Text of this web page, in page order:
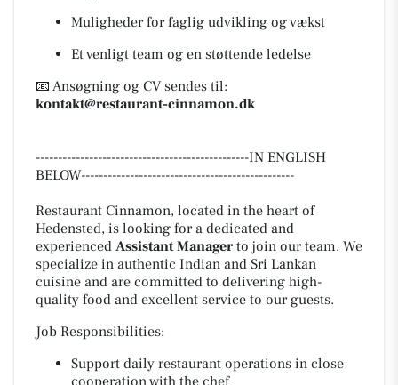
Muligheder for faglig udvikling og vækst
Et venligt team og en støttende ledelse
📧 Ansøgning og CV sendes til:
kontakt@restaurant-cinnamon.dk
------------------------------------------------IN ENGLISH
BELOW------------------------------------------------
Restaurant Cinnamon, located in the heart of
Hedensted, is looking for a dedicated and
experienced Assistant Manager to join our team. We
specialize in authentic Indian and Sri Lankan
cuisine and are committed to delivering high-
quality food and excellent service to our guests.
Job Responsibilities:
Support daily restaurant operations in close
cooperation with the chef